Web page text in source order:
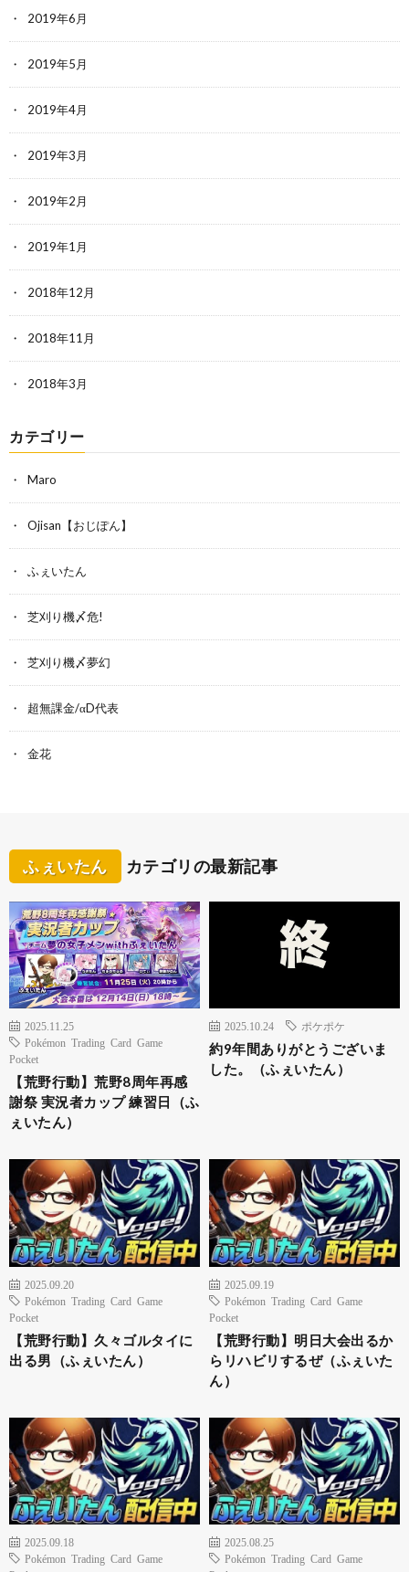
2019年6月
2019年5月
2019年4月
2019年3月
2019年2月
2019年1月
2018年12月
2018年11月
2018年3月
カテゴリー
Maro
Ojisan【おじぽん】
ふぇいたん
芝刈り機〆危!
芝刈り機〆夢幻
超無課金/αD代表
金花
ふぇいたん カテゴリの最新記事
2025.11.25
Pokémon Trading Card Game
Pocket
【荒野行動】荒野8周年再感
謝祭 実況者カップ 練習日（ふ
ぇいたん）
2025.10.24 ポケポケ
約9年間ありがとうございま
した。（ふぇいたん）
2025.09.20
Pokémon Trading Card Game
Pocket
【荒野行動】久々ゴルタイに
出る男（ふぇいたん）
2025.09.19
Pokémon Trading Card Game
Pocket
【荒野行動】明日大会出るか
らリハビリするぜ（ふぇいた
ん）
2025.09.18
Pokémon Trading Card Game
2025.08.25
Pokémon Trading Card Game